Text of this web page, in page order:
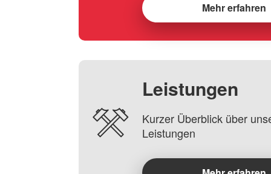
Mehr erfahren
Leistungen
Kurzer Überblick über
Leistungen